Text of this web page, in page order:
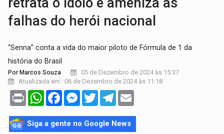
falhas do herói nacional
“Senna” conta a vida do maior piloto de Fórmula de 1 da
história do Brasil
Por Marcos Souza
05 de Dezembro de 2024 às 15:37
Atualizada em : 06 de Dezembro de 2024 às 11:18
Print WhatsAppFacebookMessenger
TwitterTelegram
Siga a gente no Google News